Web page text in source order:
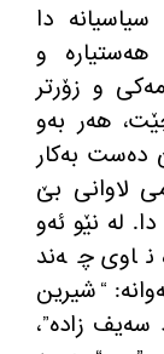
دا
و
و زۆرتر
هه‌ر به‌و
ده‌ست به‌كار
لاوانی بێ
له‌ نێو ئه‌و
ناوی چه‌ند
“شیرین
سه‌یف زاده‌”،